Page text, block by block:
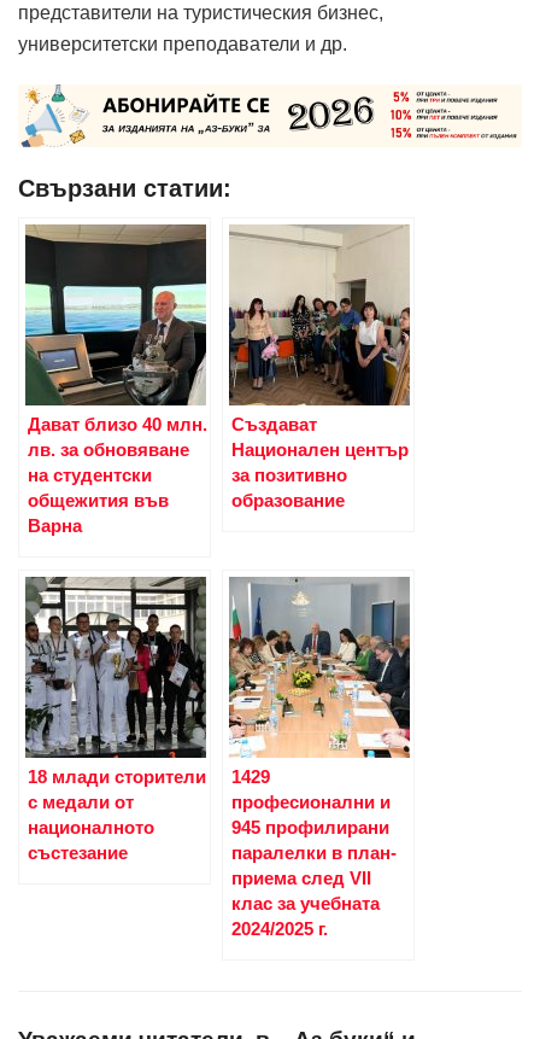
представители на туристическия бизнес,
университетски преподаватели и др.
Свързани статии:
Дават близо 40 млн.
лв. за обновяване
на студентски
общежития във
Варна
Създават
Национален център
за позитивно
образование
18 млади сторители
с медали от
националното
състезание
1429
професионални и
945 профилирани
паралелки в план-
приема след VII
клас за учебната
2024/2025 г.